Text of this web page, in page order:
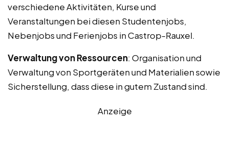
verschiedene Aktivitäten, Kurse und
Veranstaltungen bei diesen Studentenjobs,
Nebenjobs und Ferienjobs in Castrop-Rauxel.
Verwaltung von Ressourcen: Organisation und
Verwaltung von Sportgeräten und Materialien sowie
Sicherstellung, dass diese in gutem Zustand sind.
Anzeige